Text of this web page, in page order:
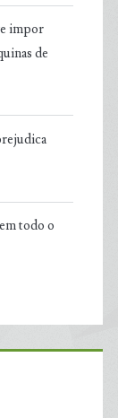
impor
de
todo o